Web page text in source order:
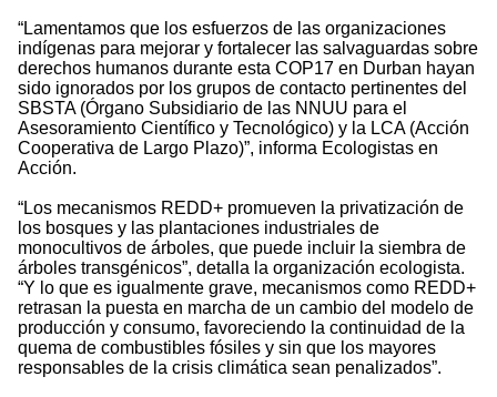
“Lamentamos que los esfuerzos de las organizaciones
indígenas para mejorar y fortalecer las salvaguardas sobre
derechos humanos durante esta COP17 en Durban hayan
sido ignorados por los grupos de contacto pertinentes del
SBSTA (Órgano Subsidiario de las NNUU para el
Asesoramiento Científico y Tecnológico) y la LCA (Acción
Cooperativa de Largo Plazo)”, informa Ecologistas en
Acción.
“Los mecanismos REDD+ promueven la privatización de
los bosques y las plantaciones industriales de
monocultivos de árboles, que puede incluir la siembra de
árboles transgénicos”, detalla la organización ecologista.
“Y lo que es igualmente grave, mecanismos como REDD+
retrasan la puesta en marcha de un cambio del modelo de
producción y consumo, favoreciendo la continuidad de la
quema de combustibles fósiles y sin que los mayores
responsables de la crisis climática sean penalizados”.